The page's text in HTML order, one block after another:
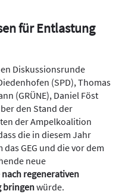
für Entlastung
Diskussionsrunde
(SPD), Thomas
(GRÜNE), Daniel Föst
den Stand der
der Ampelkoalition
die in diesem Jahr
GEG und die vor dem
neue
nach regenerativen
bringenwürde.